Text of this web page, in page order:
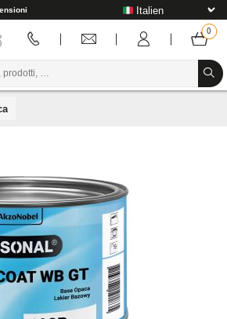
/ RIFINITURA
PER LA CARROZZERIA
CARROZZERIA